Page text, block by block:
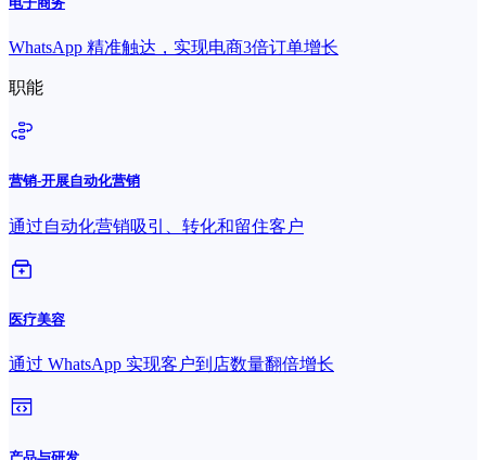
WhatsApp 精准触达，实现电商3倍订单增长
职能
营销-开展自动化营销
通过自动化营销吸引、转化和留住客户
医疗美容
通过 WhatsApp 实现客户到店数量翻倍增长